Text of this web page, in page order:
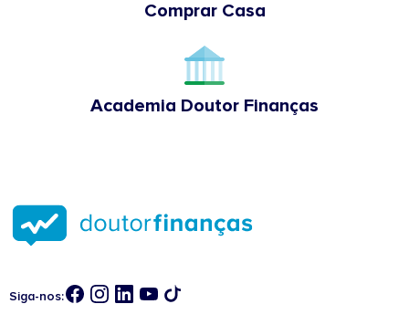
Comprar Casa
Academia Doutor Finanças
Siga-nos: